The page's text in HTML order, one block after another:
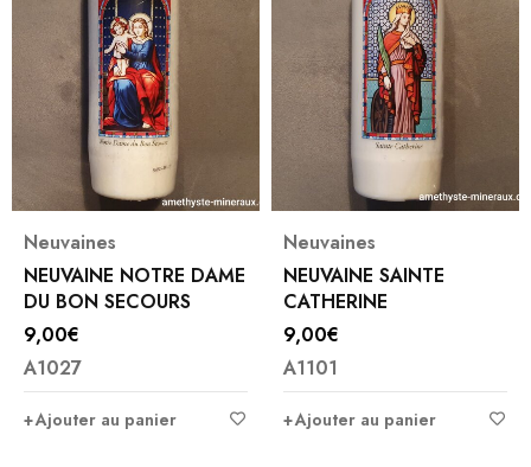
Neuvaines
NEUVAINE NOTRE DAME
DU BON SECOURS
9,00€
A1027
Ajouter au panier
Neuvaines
NEUVAINE SAINTE
CATHERINE
9,00€
A1101
Ajouter au panier